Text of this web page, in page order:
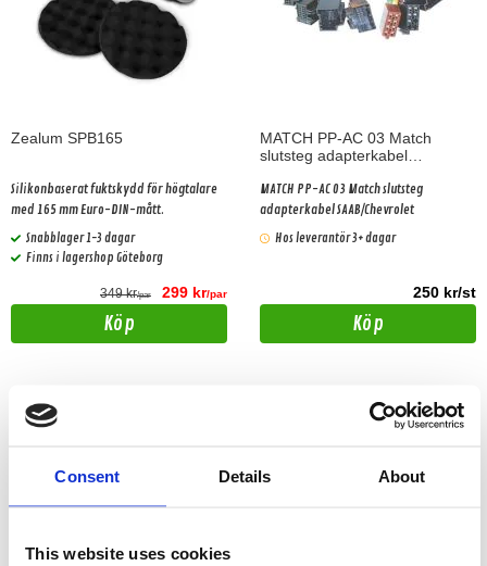
Consent Details About
This website uses cookies
Zealum SPB165
Silikonbaserat fuktskydd för högtalare
med 165 mm Euro-DIN-mått.
Snabblager 1-3 dagar
Finns i lagershop Göteborg
349 kr/par 299 kr/par
Köp
MATCH PP-AC 03 Match
slutsteg adapterkabel
MATCH PP-AC 03 Match slutsteg
adapterkabel SAAB/Chevrolet
Hos leverantör 3+ dagar
250 kr/st
Köp